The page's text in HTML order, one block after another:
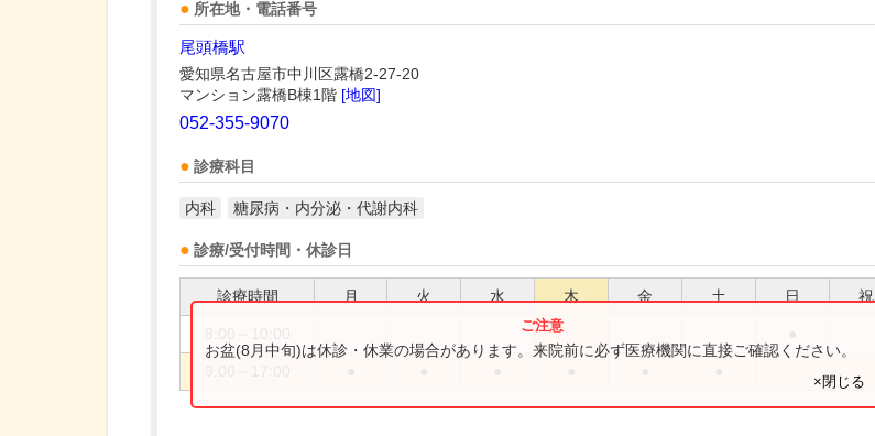
所在地・電話番号
尾頭橋駅
愛知県名古屋市中川区露橋2-27-20
マンション露橋B棟1階 [地図]
052-355-9070
診療科目
内科 糖尿病・内分泌・代謝内科
診療/受付時間・休診日
診療時間 月 火 水 木 金 土 日 祝
お盆(8月中旬)は休診・休業の場合があります。来院前に必ず医療機関に直接ご確認ください。
×閉じる